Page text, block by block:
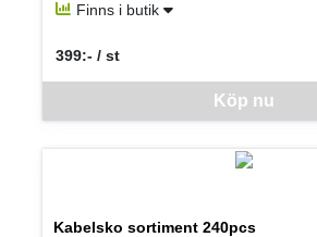
Finns i butik
Denna vara går inte att beställa via
Köp nu
399:- / st
SEK per ST
Kabelsko sortiment 240pcs